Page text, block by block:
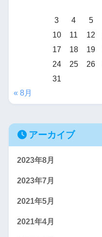
3
4 5
10
11 12
17
18 19
24
25 26
31
« 8月
アーカイブ
2023年8月
2023年7月
2021年5月
2021年4月